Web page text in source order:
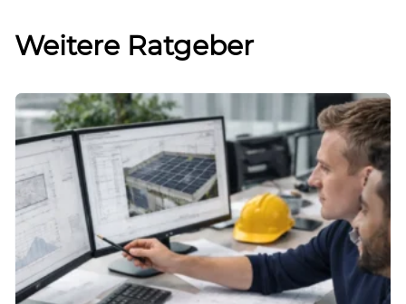
Weitere Ratgeber